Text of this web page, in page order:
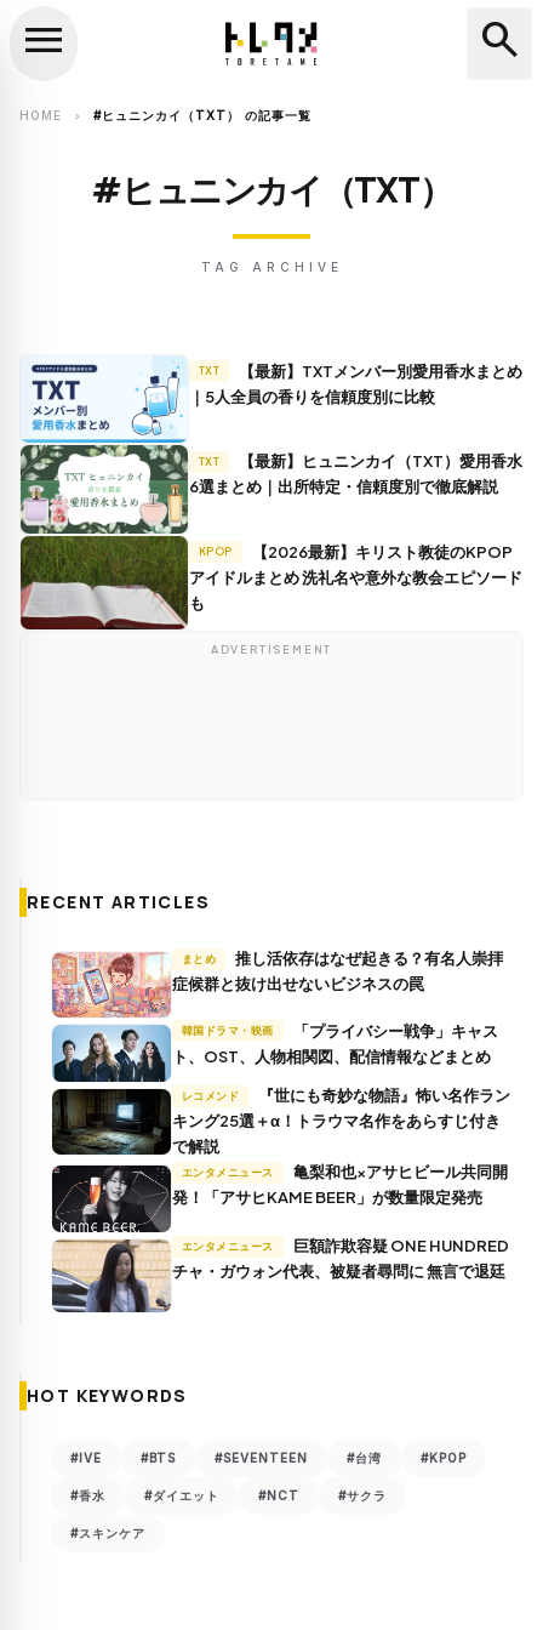
search
menu search
HOME chevron_right #ヒュニンカイ（TXT） の記事一覧
#ヒュニンカイ（TXT）
TAG ARCHIVE
TXT
｜5人全員の香りを信頼度別に比較
TXT
6選まとめ｜出所特定・信頼度別で徹底解説
KPOP
アイドルまとめ 洗礼名や意外な教会エピソード
も
ADVERTISEMENT
RECENT ARTICLES
まとめ
推し活依存はなぜ起きる？有名人崇拝
症候群と抜け出せないビジネスの罠
韓国ドラマ・映画
ト、OST、人物相関図、配信情報などまとめ
レコメンド
キング25選＋α！トラウマ名作をあらすじ付き
で解説
エンタメニュース
発！「アサヒKAME BEER」が数量限定発売
エンタメニュース
チャ・ガウォン代表、被疑者尋問に 無言で退廷
HOT KEYWORDS
#IVE #BTS #SEVENTEEN #台湾 #KPOP
#香水 #ダイエット #NCT #サクラ
#スキンケア